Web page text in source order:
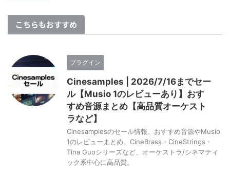
こちらもおすすめ
プラグイン
Cinesamples | 2026/7/16までセー
ル【Musio 1のレビューあり】おす
すめ音源まとめ【高品質オーケスト
ラなど】
Cinesamplesのセール情報。おすすめ音源やMusio
1のレビューまとめ。CineBrass・CineStrings・
Tina Guoシリーズなど、オーケストラ/シネマティ
ック系中心に高品質。